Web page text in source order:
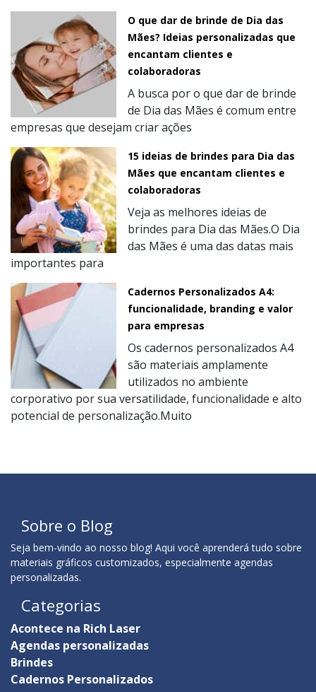
O que dar de brinde de Dia das
Mães? Ideias personalizadas que
encantam clientes e
colaboradoras
A busca por o que dar de brinde
de Dia das Mães é comum entre
empresas que desejam criar ações
15 ideias de brindes para Dia das
Mães que encantam clientes e
colaboradoras
Veja as melhores ideias de
brindes para Dia das Mães.O Dia
das Mães é uma das datas mais
importantes para
Cadernos Personalizados A4:
funcionalidade, branding e valor
para empresas
Os cadernos personalizados A4
são materiais amplamente
utilizados no ambiente
corporativo por sua versatilidade, funcionalidade e alto
potencial de personalização.Muito
Sobre o Blog
Seja bem-vindo ao nosso blog! Aqui você aprenderá tudo sobre
materiais gráficos customizados, especialmente agendas
personalizadas.
Categorias
Acontece na Rich Laser
Agendas personalizadas
Brindes
Cadernos Personalizados